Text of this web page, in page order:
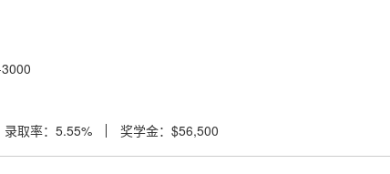
录取率：5.55% 奖学金：$56,500